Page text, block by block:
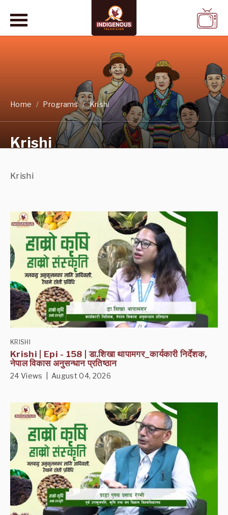
Home Programs Krishi
Krishi
Krishi
KRISHI
Krishi | Epi - 158 | डा.शिखा थापामगर_कार्यकारी निर्देशक,
नेपाल विकास अनुसन्धान प्रतिष्ठान
24 Views | August 04, 2026